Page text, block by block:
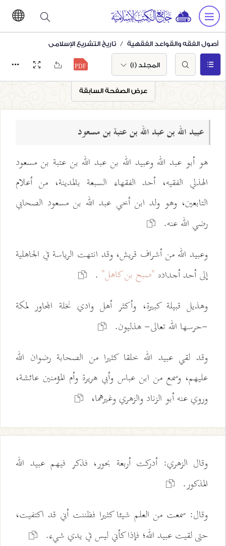
أصول الفقه والقواعد الفقهية تاريخ التشريع الإسلامي
المجلد (1)
عرض الصفحة السابقة
عبيد الله بن عبد الله بن عتبة بن مسعود
هو أبو عبد الله وعبيد الله بن عبد الله بن عتبة بن مسعود
الهذلي الفقيه، أحد الفقهاء السبعة بالمدينة، من أعلام
التابعين، وهو ولد ابن أخي عبد الله بن مسعود الصحابي
رضي الله عنه.
وعبيد الله من أشراف قريش، وقد انتهت الرياسة في الجاهلية
إلى أحد أجداده "صبح بن كاهل" .
وهذيل قبيلة كبيرة، وأكثر أهل وادي نخلة المجاور لمكة
-حرسها الله تعالى- هذليون.
وقد لقي عبيد الله خلقا كثيرا من الصحابة رضوان الله
عليهم، وسمع من ابن عباس وأبي هريرة وأم المؤمنين عائشة،
وروي عنه أبو الزناد والزهري وغيرهما،
وقال الزهري: أدركت أربعة بحور، فذكر فيهم عبيد الله
المذكور.
وقال: سمعت من العلم شيئا كثيرا فظننت أني قد اكتفيت،
حتى لقيت عبيد الله؛ فإذا كأني ليس في يدي شيء.